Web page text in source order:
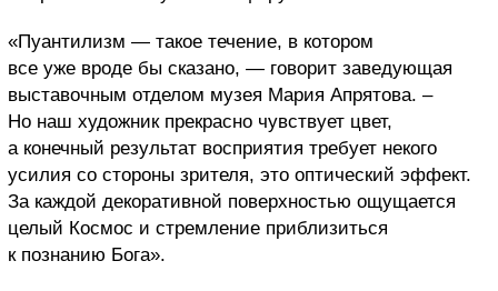
«Пуантилизм — такое течение, в котором
все уже вроде бы сказано, — говорит заведующая
выставочным отделом музея Мария Апрятова. –
Но наш художник прекрасно чувствует цвет,
а конечный результат восприятия требует некого
усилия со стороны зрителя, это оптический эффект.
За каждой декоративной поверхностью ощущается
целый Космос и стремление приблизиться
к познанию Бога».